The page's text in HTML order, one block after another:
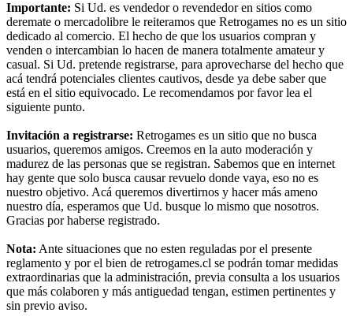
Importante: Si Ud. es vendedor o revendedor en sitios como
deremate o mercadolibre le reiteramos que Retrogames no es un sitio
dedicado al comercio. El hecho de que los usuarios compran y
venden o intercambian lo hacen de manera totalmente amateur y
casual. Si Ud. pretende registrarse, para aprovecharse del hecho que
acá tendrá potenciales clientes cautivos, desde ya debe saber que
está en el sitio equivocado. Le recomendamos por favor lea el
siguiente punto.
Invitación a registrarse: Retrogames es un sitio que no busca
usuarios, queremos amigos. Creemos en la auto moderación y
madurez de las personas que se registran. Sabemos que en internet
hay gente que solo busca causar revuelo donde vaya, eso no es
nuestro objetivo. Acá queremos divertirnos y hacer más ameno
nuestro día, esperamos que Ud. busque lo mismo que nosotros.
Gracias por haberse registrado.
Nota: Ante situaciones que no esten reguladas por el presente
reglamento y por el bien de retrogames.cl se podrán tomar medidas
extraordinarias que la administración, previa consulta a los usuarios
que más colaboren y más antiguedad tengan, estimen pertinentes y
sin previo aviso.